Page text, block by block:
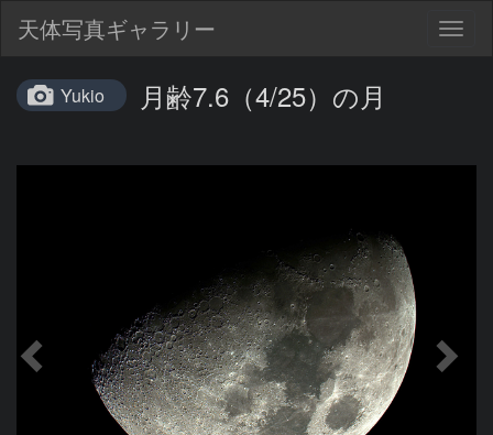
天体写真ギャラリー
Yukio 月齢7.6（4/25）の月